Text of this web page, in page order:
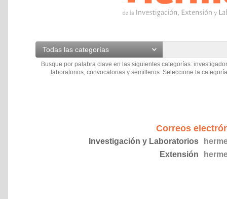
Todas las categorías
Busque por palabra clave en las siguientes categorías:
laboratorios, convocatorias y semilleros. Seleccione la
Correos
Investigación y Laboratorios
Extensión